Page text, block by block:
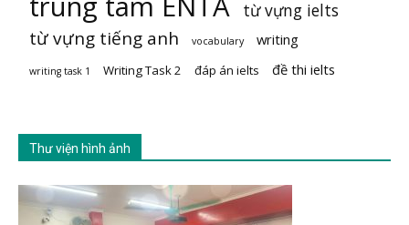
từ vựng ielts
từ vựng tiếng anh vocabulary writing
writing task 1 Writing Task 2 đáp án ielts đề thi ielts
Thư viện hình ảnh